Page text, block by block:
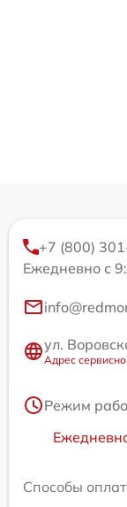
+7 (800)
Ежедневно с
ул.
Адрес
Режим
Способы